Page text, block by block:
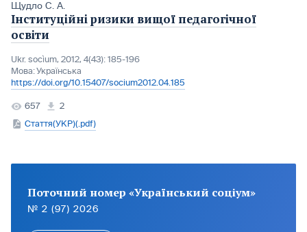
Щудло С. А.
Інституційні ризики вищої педагогічної
освіти
Ukr. socìum, 2012, 4(43): 185-196
Мова:Українська
https://doi.org/10.15407/socium2012.04.185
657
2
Стаття(УКР)(.pdf)
Поточний номер «Український соціум»
№ 2 (97) 2026